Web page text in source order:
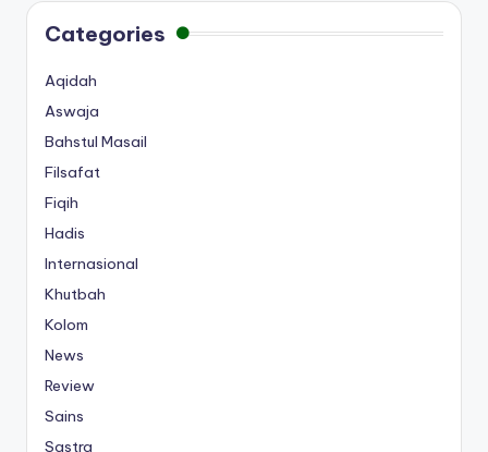
Categories
Aqidah
Aswaja
Bahstul Masail
Filsafat
Fiqih
Hadis
Internasional
Khutbah
Kolom
News
Review
Sains
Sastra